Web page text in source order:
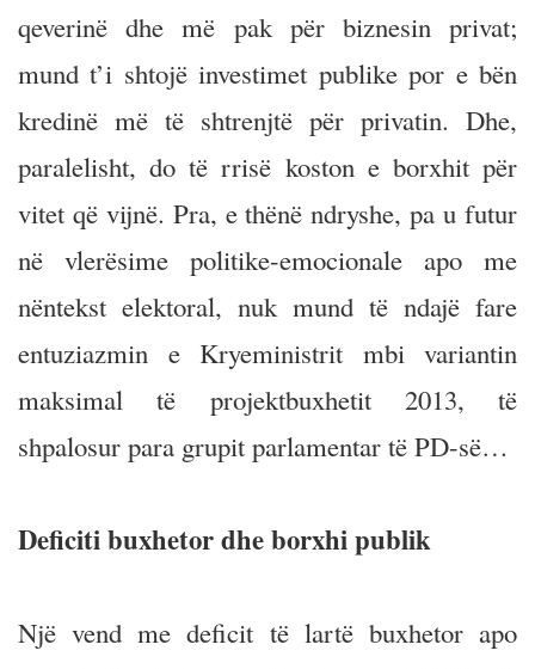
qeverinë dhe më pak për biznesin privat;
mund t’i shtojë investimet publike por e bën
kredinë më të shtrenjtë për privatin. Dhe,
paralelisht, do të rrisë koston e borxhit për
vitet që vijnë. Pra, e thënë ndryshe, pa u futur
në vlerësime politike-emocionale apo me
nëntekst elektoral, nuk mund të ndajë fare
entuziazmin e Kryeministrit mbi variantin
maksimal të projektbuxhetit 2013, të
shpalosur para grupit parlamentar të PD-së…
Deficiti buxhetor dhe borxhi publik
Një vend me deficit të lartë buxhetor apo